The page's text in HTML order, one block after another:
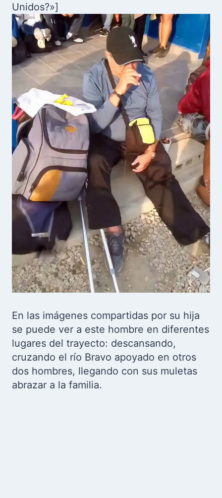
Unidos?»]
En las imágenes compartidas por su hija
se puede ver a este hombre en diferentes
lugares del trayecto: descansando,
cruzando el río Bravo apoyado en otros
dos hombres, llegando con sus muletas
abrazar a la familia.